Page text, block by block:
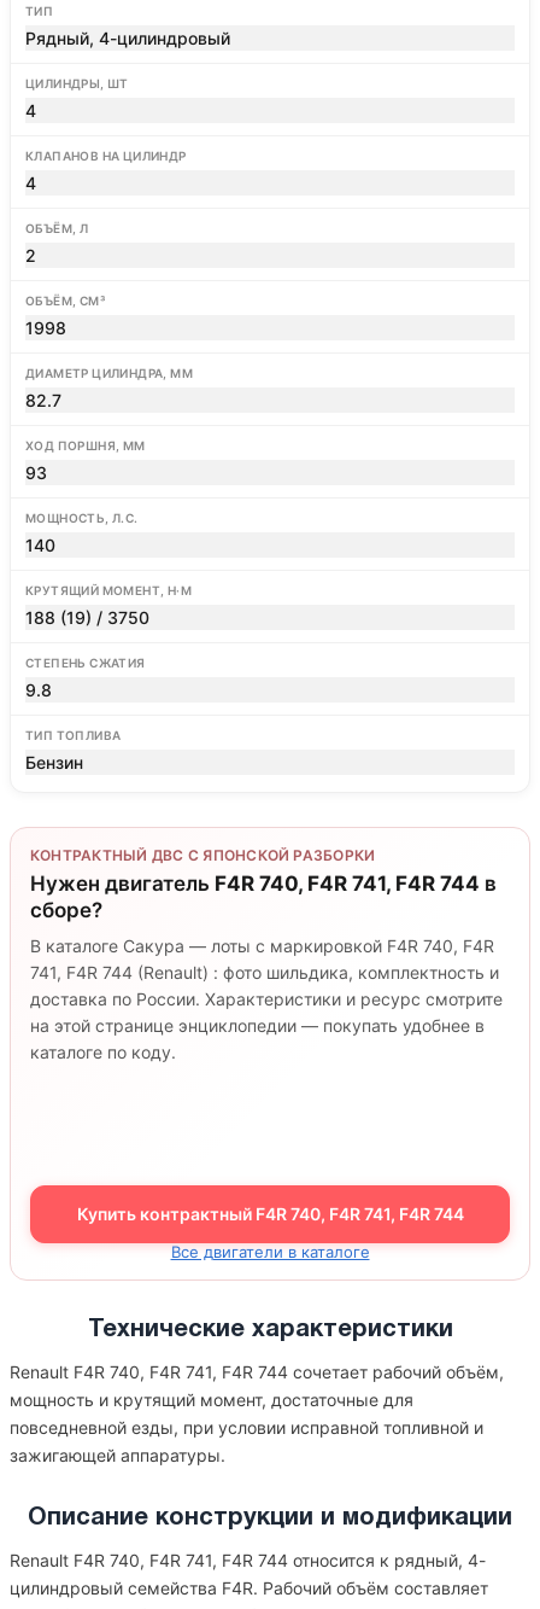
ТИП
Рядный, 4-цилиндровый
ЦИЛИНДРЫ, ШТ
4
КЛАПАНОВ НА ЦИЛИНДР
4
ОБЪЁМ, Л
2
ОБЪЁМ, СМ³
1998
ДИАМЕТР ЦИЛИНДРА, ММ
82.7
ХОД ПОРШНЯ, ММ
93
МОЩНОСТЬ, Л.С.
140
КРУТЯЩИЙ МОМЕНТ, Н·М
188 (19) / 3750
СТЕПЕНЬ СЖАТИЯ
9.8
ТИП ТОПЛИВА
Бензин
КОНТРАКТНЫЙ ДВС С ЯПОНСКОЙ РАЗБОРКИ
Нужен двигатель F4R 740, F4R 741, F4R 744 в
сборе?
В каталоге Сакура — лоты с маркировкой F4R 740, F4R
741, F4R 744 (Renault) : фото шильдика, комплектность и
доставка по России. Характеристики и ресурс смотрите
на этой странице энциклопедии — покупать удобнее в
каталоге по коду.
Купить контрактный F4R 740, F4R 741, F4R 744
Все двигатели в каталоге
Технические характеристики
Renault F4R 740, F4R 741, F4R 744 сочетает рабочий объём,
мощность и крутящий момент, достаточные для
повседневной езды, при условии исправной топливной и
зажигающей аппаратуры.
Описание конструкции и модификации
Renault F4R 740, F4R 741, F4R 744 относится к рядный, 4-
цилиндровый семейства F4R. Рабочий объём составляет